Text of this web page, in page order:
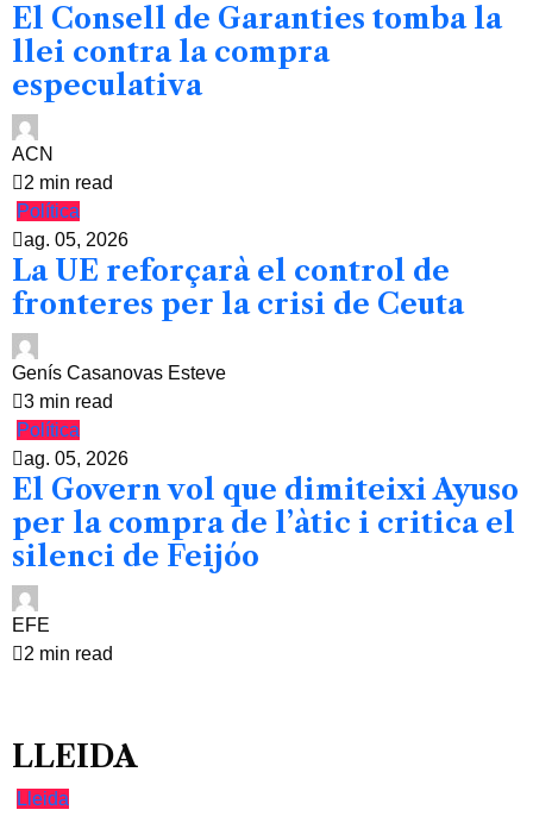
El Consell de Garanties tomba la
llei contra la compra
especulativa
ACN
2 min read
Política
ag. 05, 2026
La UE reforçarà el control de
fronteres per la crisi de Ceuta
Genís Casanovas Esteve
3 min read
Política
ag. 05, 2026
El Govern vol que dimiteixi Ayuso
per la compra de l’àtic i critica el
silenci de Feijóo
EFE
2 min read
LLEIDA
Lleida